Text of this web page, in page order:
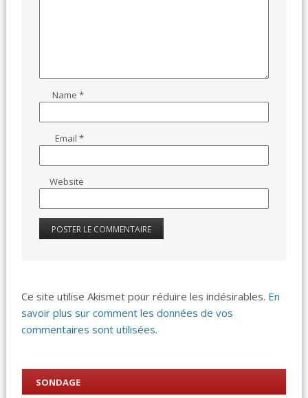
Name*
Email*
Website
Ce site utilise Akismet pour réduire les indésirables. En
savoir plus sur comment les données de vos
commentaires sont utilisées.
SONDAGE